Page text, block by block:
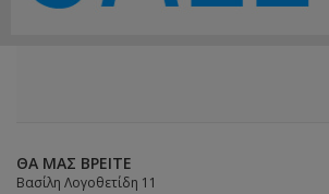
ΘΑ ΜΑΣ ΒΡΕΊΤΕ
Βασίλη Λογοθετίδη 11